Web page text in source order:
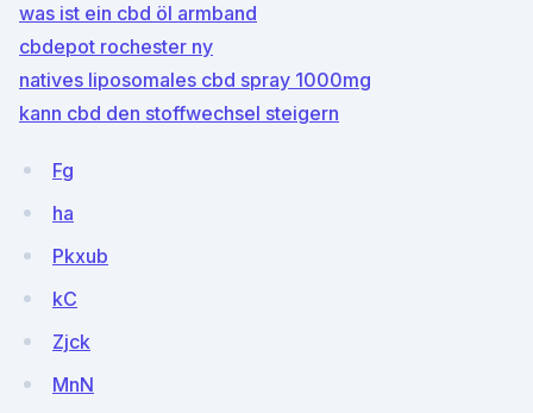
was ist ein cbd öl armband
cbdepot rochester ny
natives liposomales cbd spray 1000mg
kann cbd den stoffwechsel steigern
Fg
ha
Pkxub
kC
Zjck
MnN